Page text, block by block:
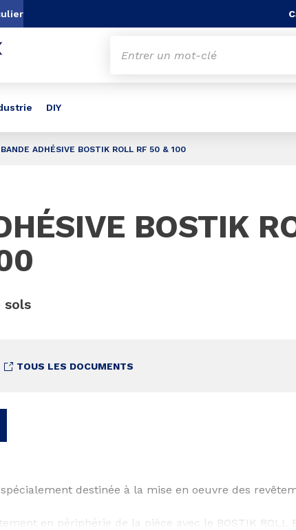
menu
DIY
BANDE ADHÉSIVE BOSTIK ROLL RF 50 & 100
BOSTIK
sols
TOUS LES DOCUMENTS
destinée à la mise en oeuvre des
en périphérie de la pièce avec le BOSTIK ROLL